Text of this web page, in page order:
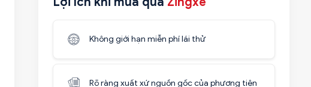
Không giới hạn miễn phí lái thử
Rõ ràng xuất xứ nguồn gốc của phương tiện